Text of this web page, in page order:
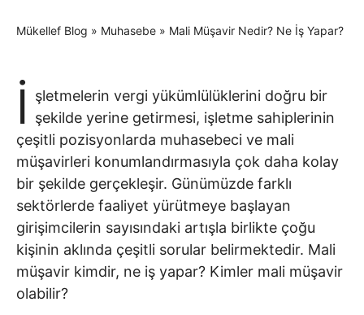
Mükellef Blog » Muhasebe » Mali Müşavir Nedir? Ne İş Yapar?
İ
şletmelerin vergi yükümlülüklerini doğru bir
şekilde yerine getirmesi, işletme sahiplerinin
çeşitli pozisyonlarda muhasebeci ve mali
müşavirleri konumlandırmasıyla çok daha kolay
bir şekilde gerçekleşir. Günümüzde farklı
sektörlerde faaliyet yürütmeye başlayan
girişimcilerin sayısındaki artışla birlikte çoğu
kişinin aklında çeşitli sorular belirmektedir. Mali
müşavir kimdir, ne iş yapar? Kimler mali müşavir
olabilir?